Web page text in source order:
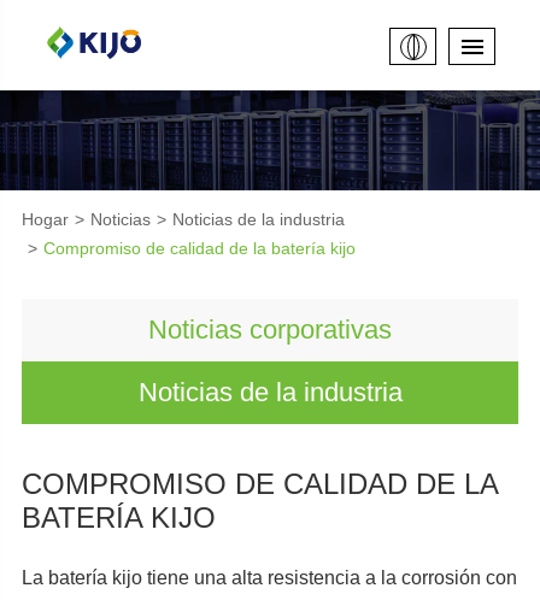
Hogar Noticias
Noticias de la industria
Compromiso de calidad de la batería kijo
Noticias corporativas
Noticias de la industria
COMPROMISO DE CALIDAD DE LA
BATERÍA KIJO
La batería kijo tiene una alta resistencia a la corrosión con